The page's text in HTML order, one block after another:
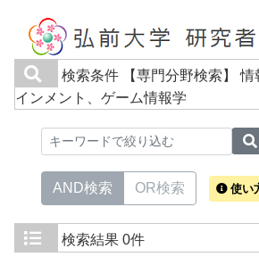
検索条件
【専門分野検索】
インメント、ゲーム情報学
AND検索 OR検索 使い
検索結果 0件